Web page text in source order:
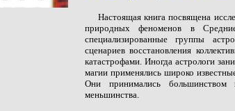
Настоящая книга посвящена
природных феноменов в
специализированные группы
сценариев восстановления
катастрофами. Иногда астрологи
магии применялись широко
Они принимались
меньшинства.